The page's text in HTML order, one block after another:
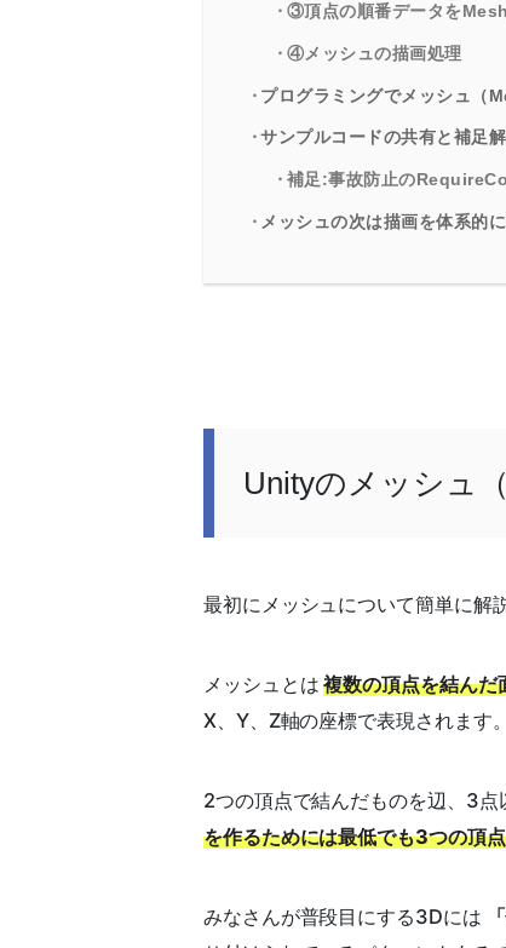
③頂点の順番データを
④メッシュの描画処理
プログラミングでメッシュ（
サンプルコードの共有と補足
補足:事故防止の
メッシュの次は描画を体系的
Unityのメッシュ
最初にメッシュについて簡単に解
メッシュとは複数の頂点を結んだ
X、Y、Z軸の座標で表現されます。
2つの頂点で結んだものを辺、3
を作るためには最低でも3つの頂
みなさんが普段目にする3Dには